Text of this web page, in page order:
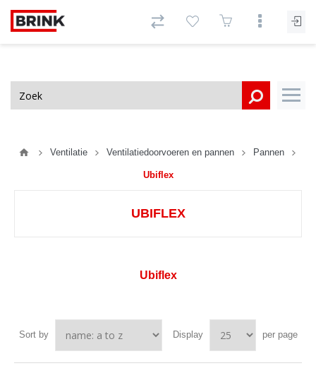
Ventilatie Ventilatiedoorvoeren en pannen Pannen
Ubiflex
UBIFLEX
Ubiflex
Sort by Display per page